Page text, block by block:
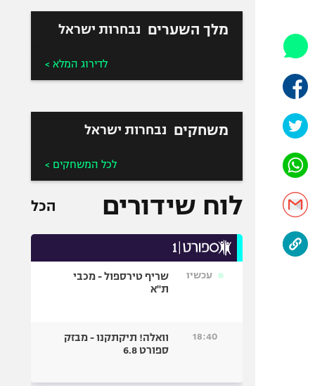
אופניים
בייסבול MLB
ספורט אתגרי
אומנויות לחימה
מלך השערים נבחרות ישראל
לדירוג המלא >
משחקים נבחרות ישראל
לכל המשחקים >
לוח שידורים הכל
עכשיו
שריף טירספול - מכבי
ת"א
18:40
וואלה! תיקתקנו - מבזק
ספורט 6.8